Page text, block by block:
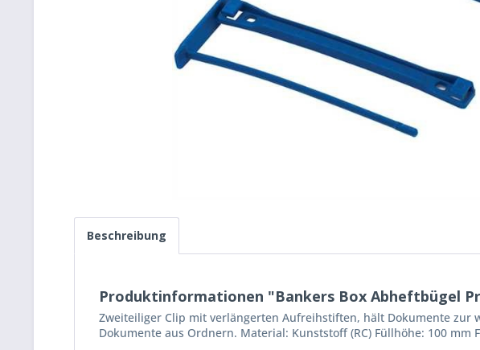
Beschreibung
Produktinformationen "Bankers Box Abheftbügel
Zweiteiliger Clip mit verlängerten Aufreihstiften, hält Dokumente
Dokumente aus Ordnern. Material: Kunststoff (RC) Füllhöhe: 100 mm